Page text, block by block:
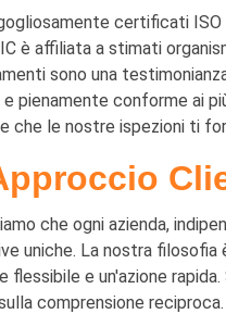
certificati
è affiliata a stimati
sono una
pienamente conforme ai
che le nostre ispezioni ti
che ogni azienda,
uniche. La nostra
flessibile e un'azione
comprensione reciproca.